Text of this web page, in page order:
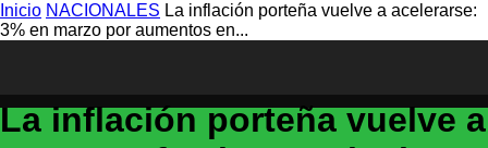
Inicio NACIONALES La inflación porteña vuelve a acelerarse:
3% en marzo por aumentos en...
La inflación porteña vuelve